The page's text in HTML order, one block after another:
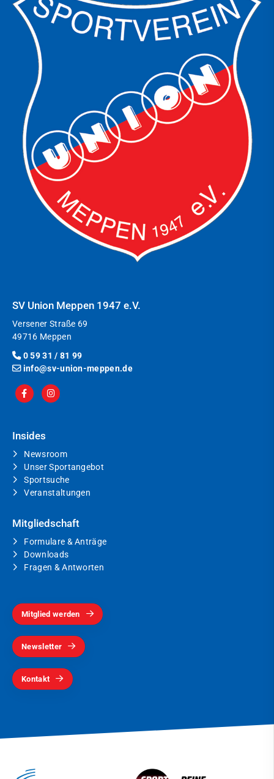
SV Union Meppen 1947 e.V.
Versener Straße 69
49716 Meppen
0 59 31 / 81 99
info@sv-union-meppen.de
Insides
Newsroom
Unser Sportangebot
Sportsuche
Veranstaltungen
Mitgliedschaft
Formulare & Anträge
Downloads
Fragen & Antworten
Mitglied werden
Newsletter
Kontakt